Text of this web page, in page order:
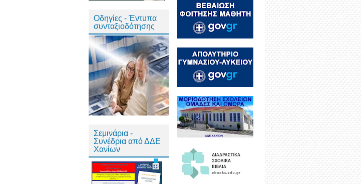
Οδηγίες - Έντυπα
συνταξιοδότησης
Σεμινάρια -
Συνέδρια από ΔΔΕ
Χανίων